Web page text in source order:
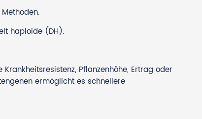
haploide (DH).
Pflanzenhöhe, Ertrag oder
ermöglicht es schnellere